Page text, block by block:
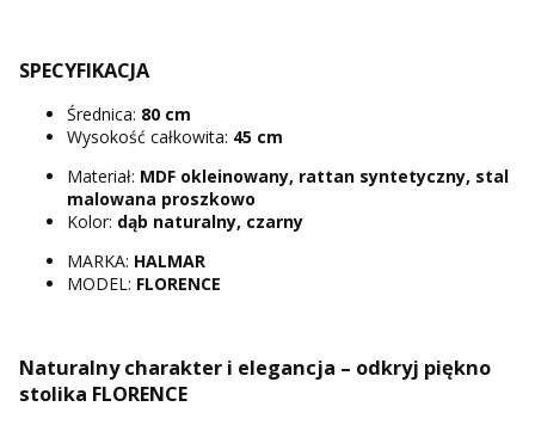
SPECYFIKACJA
Średnica: 80 cm
Wysokość całkowita: 45 cm
Materiał: MDF okleinowany, rattan syntetyczny, stal
malowana proszkowo
Kolor: dąb naturalny, czarny
MARKA: HALMAR
MODEL: FLORENCE
Naturalny charakter i elegancja – odkryj piękno
stolika FLORENCE